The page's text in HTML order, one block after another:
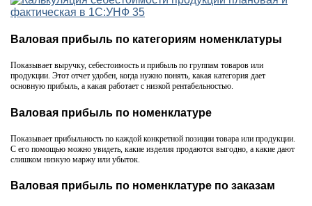
Валовая прибыль по категориям номенклатуры
Показывает выручку, себестоимость и прибыль по группам товаров или
продукции. Этот отчет удобен, когда нужно понять, какая категория дает
основную прибыль, а какая работает с низкой рентабельностью.
Валовая прибыль по номенклатуре
Показывает прибыльность по каждой конкретной позиции товара или продукции.
С его помощью можно увидеть, какие изделия продаются выгодно, а какие дают
слишком низкую маржу или убыток.
Валовая прибыль по номенклатуре по заказам